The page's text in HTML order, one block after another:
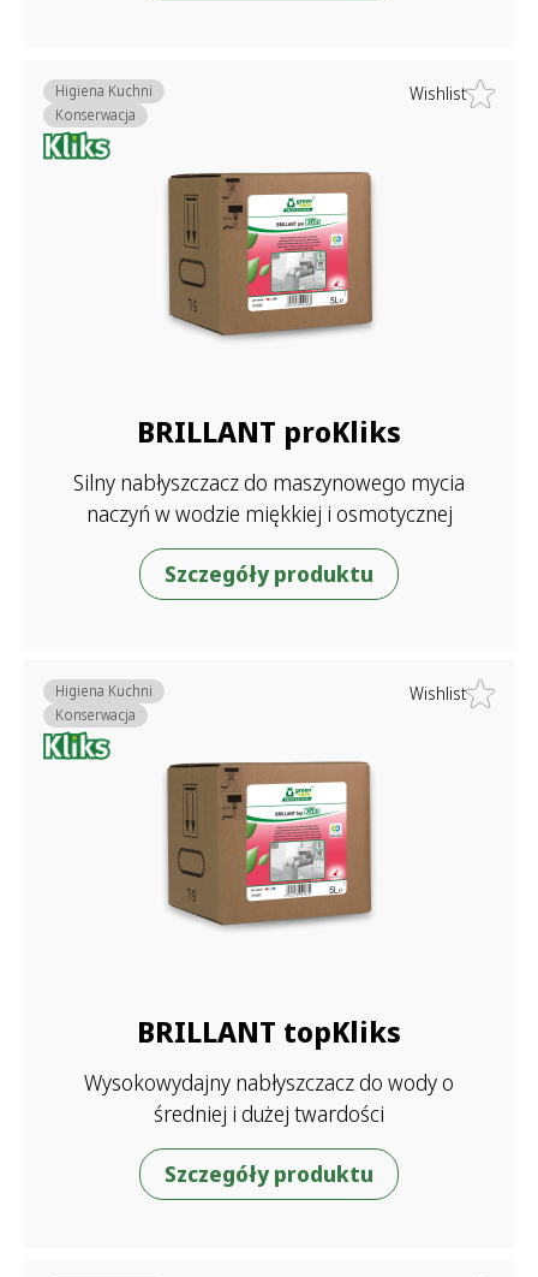
Wishlist
BRILLANT proKliks
Silny nabłyszczacz do maszynowego mycia
naczyń w wodzie miękkiej i osmotycznej
Higiena Kuchni
Konserwacja
Szczegóły produktu
Wishlist
BRILLANT topKliks
Wysokowydajny nabłyszczacz do wody o
średniej i dużej twardości
Higiena Kuchni
Konserwacja
Szczegóły produktu